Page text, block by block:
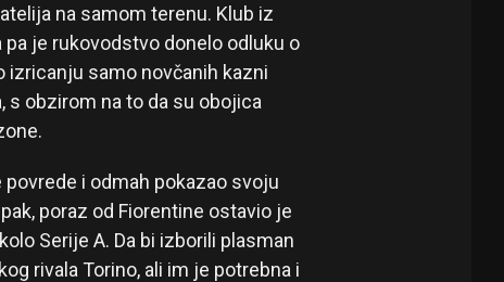
na samom terenu. Klub iz
je rukovodstvo donelo odluku o
izricanju samo novčanih kazni
s obzirom na to da su obojica
i odmah pokazao svoju
poraz od Fiorentine ostavio je
Serije A. Da bi izborili plasman
rivala Torino, ali im je potrebna i